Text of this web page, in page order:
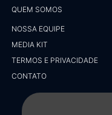
QUEM SOMOS
NOSSA EQUIPE
MEDIA KIT
TERMOS E PRIVACIDADE
CONTATO